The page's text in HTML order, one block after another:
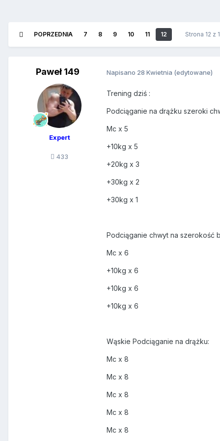
POPRZEDNIA 7 8 9 10 11 12 Strona 12 z
Paweł 149
Expert
433
Napisano 28 Kwietnia (edytowane)
Trening dziś :
Podciąganie na drążku szeroki
Mc x 5
+10kg x 5
+20kg x 3
+30kg x 2
+30kg x 1
Podciąganie chwyt na szerokość
Mc x 6
+10kg x 6
+10kg x 6
+10kg x 6
Wąskie Podciąganie na drążku:
Mc x 8
Mc x 8
Mc x 8
Mc x 8
Mc x 8